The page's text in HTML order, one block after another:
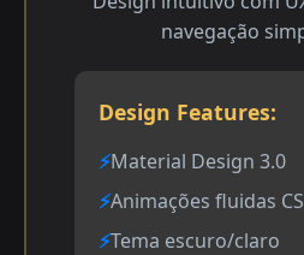
navegação
Design Features:
Material Design 3.0
Animações fluidas
Tema escuro/claro